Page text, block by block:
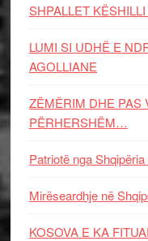
SHPALLET
LUMI SI UDHË E
AGOLLIANE
ZËMËRIM DHE PAS
PËRHERSHËM…
Patriotë nga
Mirëseardhje në
KOSOVA E KA